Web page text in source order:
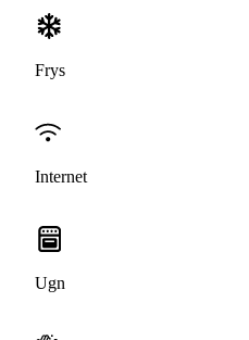
Frys
Internet
Ugn